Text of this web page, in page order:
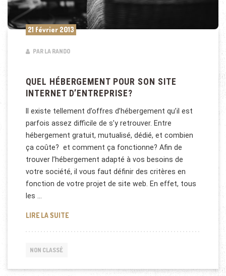
21 février 2013
PAR LA RANDO
QUEL HÉBERGEMENT POUR SON SITE
INTERNET D’ENTREPRISE?
Il existe tellement d’offres d’hébergement qu’il est
parfois assez difficile de s’y retrouver. Entre
hébergement gratuit, mutualisé, dédié, et combien
ça coûte? et comment ça fonctionne? Afin de
trouver l’hébergement adapté à vos besoins de
votre société, il vous faut définir des critères en
fonction de votre projet de site web. En effet, tous
les …
LIRE LA SUITEQUEL HÉBERGEMENT POUR SON SITE INTERNET
NON CLASSÉ